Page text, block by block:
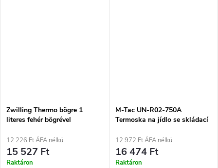
Zwilling Thermo bögre 1
literes fehér bögrével
12 226 Ft ÁFA nélkül
15 527 Ft
Raktáron
M-Tac UN-R02-750A
Termoska na jídlo se skládací
Olivová
12 972 Ft ÁFA nélkül
16 474 Ft
Raktáron